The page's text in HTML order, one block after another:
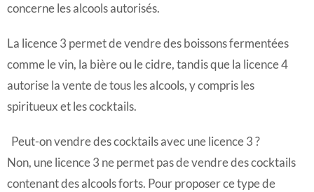
concerne les alcools autorisés.
La licence 3 permet de vendre des boissons fermentées
comme le vin, la bière ou le cidre, tandis que la licence 4
autorise la vente de tous les alcools, y compris les
spiritueux et les cocktails.
Peut-on vendre des cocktails avec une licence 3 ?
Non, une licence 3 ne permet pas de vendre des cocktails
contenant des alcools forts. Pour proposer ce type de